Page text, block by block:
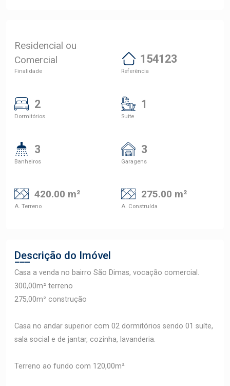
Residencial ou
Comercial
Finalidade
154123
Referência
2
Dormitórios
1
Suite
3
Banheiros
3
Garagens
420.00 m²
A. Terreno
275.00 m²
A. Construída
Descrição do Imóvel
Casa a venda no bairro São Dimas, vocação comercial.
300,00m² terreno
275,00m² construção
Casa no andar superior com 02 dormitórios sendo 01 suíte,
sala social e de jantar, cozinha, lavanderia.
Terreno ao fundo com 120,00m²